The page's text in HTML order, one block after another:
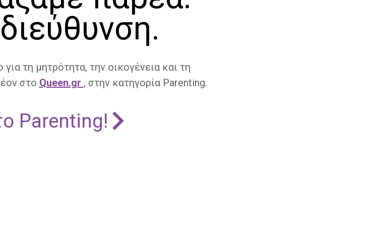
τη μητρότητα, την οικογένεια και τη
στο Queen.gr , στην κατηγορία Parenting.
Parenting!